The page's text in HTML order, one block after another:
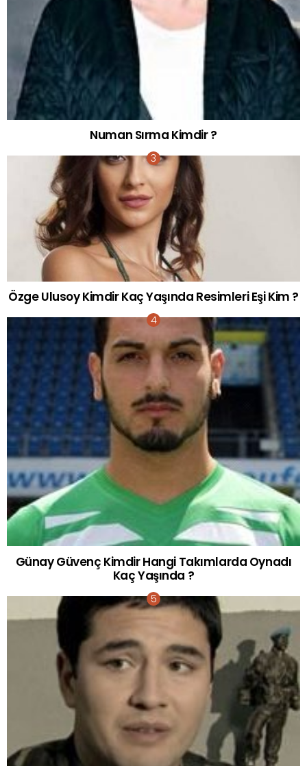
Numan Sırma Kimdir ?
Özge Ulusoy Kimdir Kaç Yaşında Resimleri Eşi Kim ?
Günay Güvenç Kimdir Hangi Takımlarda Oynadı
Kaç Yaşında ?